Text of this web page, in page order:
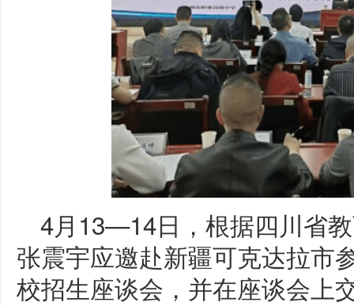
4月13—14日，根据四川省
张震宇应邀赴新疆可克达拉市
校招生座谈会，并在座谈会上